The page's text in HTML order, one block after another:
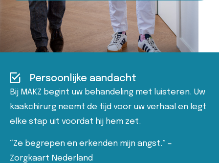
Persoonlijke aandacht
Bij MAKZ begint uw behandeling met luisteren. Uw
kaakchirurg neemt de tijd voor uw verhaal en legt
elke stap uit voordat hij hem zet.
“Ze begrepen en erkenden mijn angst.” –
Zorgkaart Nederland